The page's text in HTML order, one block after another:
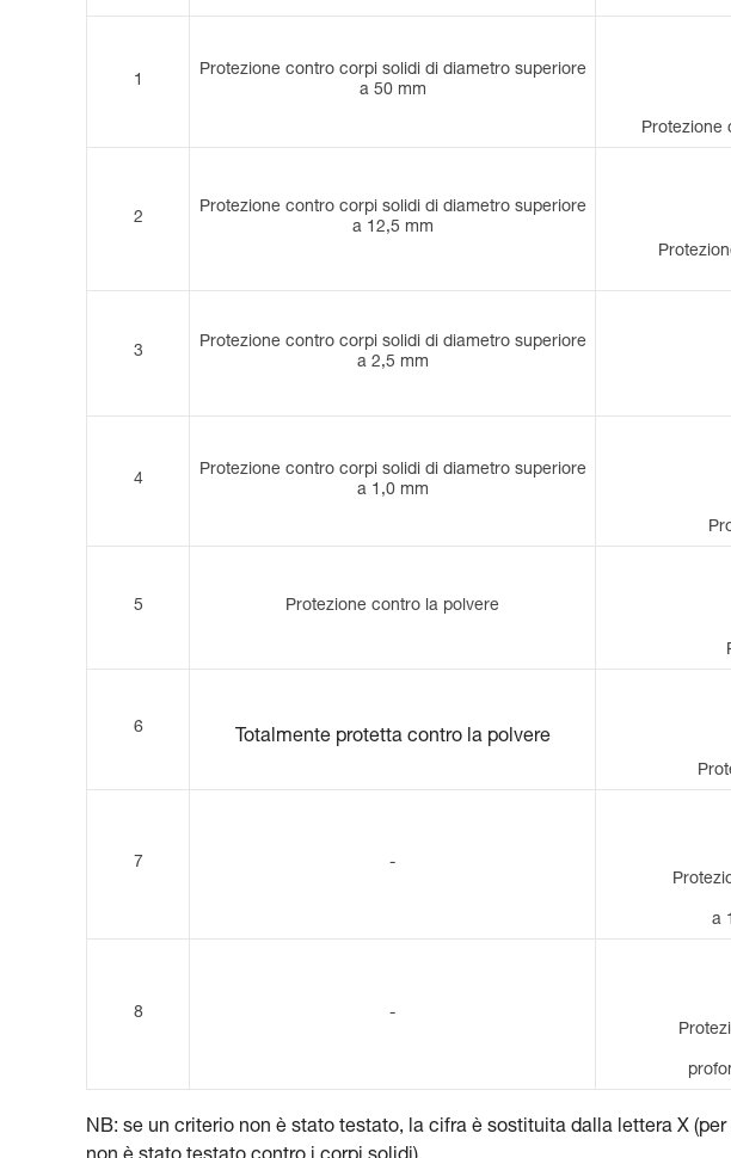
1
Protezione contro corpi solidi di diametro superiore
a 50 mm
Protezione
2
Protezione contro corpi solidi di diametro superiore
a 12,5 mm
3
Protezione contro corpi solidi di diametro superiore
a 2,5 mm
4
Protezione contro corpi solidi di diametro superiore
a 1,0 mm
5 Protezione contro la polvere
6 Totalmente protetta contro la polvere
7
-
a
8
-
NB: se un criterio non è stato testato, la cifra è sostituita dalla lettera X